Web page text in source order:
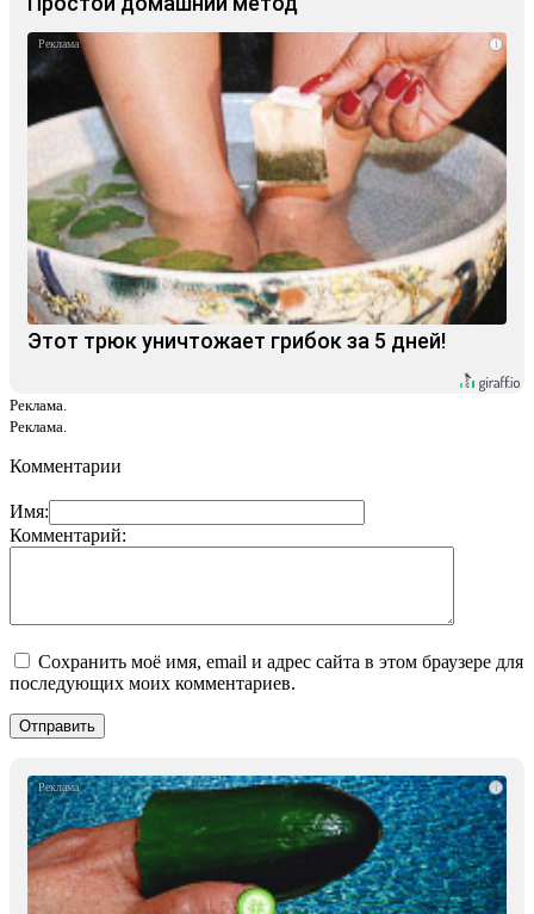
i
Этот трюк уничтожает грибок за 5 дней!
Реклама.
Реклама.
Комментарии
Имя:
Комментарий:
Сохранить моё имя, email и адрес сайта в этом браузере для
последующих моих комментариев.
i